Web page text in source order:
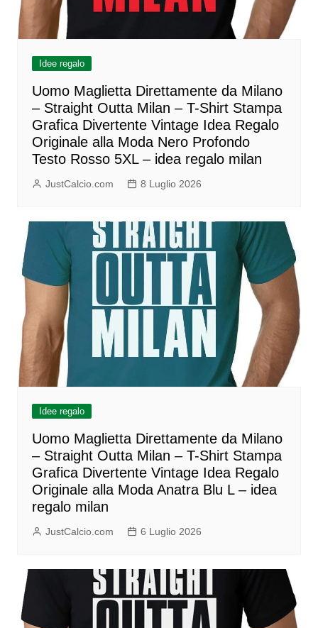
Idee regalo
Uomo Maglietta Direttamente da Milano
– Straight Outta Milan – T-Shirt Stampa
Grafica Divertente Vintage Idea Regalo
Originale alla Moda Nero Profondo
Testo Rosso 5XL – idea regalo milan
JustCalcio.com 8 Luglio 2026
Idee regalo
Uomo Maglietta Direttamente da Milano
– Straight Outta Milan – T-Shirt Stampa
Grafica Divertente Vintage Idea Regalo
Originale alla Moda Anatra Blu L – idea
regalo milan
JustCalcio.com 6 Luglio 2026